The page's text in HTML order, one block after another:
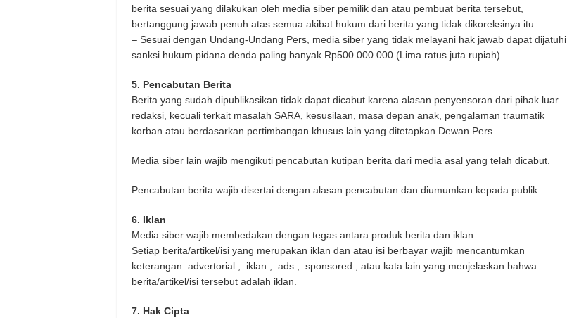
berita sesuai yang dilakukan oleh media siber pemilik dan atau pembuat berita tersebut,
bertanggung jawab penuh atas semua akibat hukum dari berita yang tidak dikoreksinya itu.
– Sesuai dengan Undang-Undang Pers, media siber yang tidak melayani hak jawab dapat dijatuhi
sanksi hukum pidana denda paling banyak Rp500.000.000 (Lima ratus juta rupiah).
5. Pencabutan Berita
Berita yang sudah dipublikasikan tidak dapat dicabut karena alasan penyensoran dari pihak luar
redaksi, kecuali terkait masalah SARA, kesusilaan, masa depan anak, pengalaman traumatik
korban atau berdasarkan pertimbangan khusus lain yang ditetapkan Dewan Pers.
Media siber lain wajib mengikuti pencabutan kutipan berita dari media asal yang telah dicabut.
Pencabutan berita wajib disertai dengan alasan pencabutan dan diumumkan kepada publik.
6. Iklan
Media siber wajib membedakan dengan tegas antara produk berita dan iklan.
Setiap berita/artikel/isi yang merupakan iklan dan atau isi berbayar wajib mencantumkan
keterangan .advertorial., .iklan., .ads., .sponsored., atau kata lain yang menjelaskan bahwa
berita/artikel/isi tersebut adalah iklan.
7. Hak Cipta